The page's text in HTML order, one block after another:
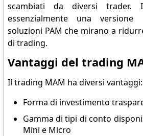
scambiati da diversi
essenzialmente una
soluzioni PAM che mirano a
di trading.
Vantaggi del trading
Il trading MAM ha diversi vantaggi:
Forma di investimento
Gamma di tipi di conto
Mini e Micro